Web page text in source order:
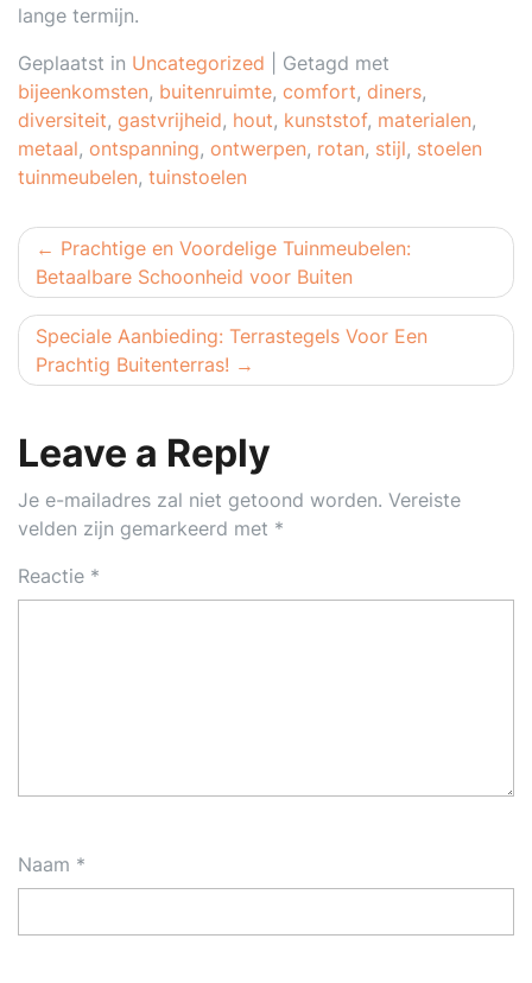
lange termijn.
Geplaatst in Uncategorized
Getagd met
bijeenkomsten, buitenruimte, comfort, diners,
diversiteit, gastvrijheid, hout, kunststof, materialen,
metaal, ontspanning, ontwerpen, rotan, stijl, stoelen
tuinmeubelen, tuinstoelen
Berichtnavigatie
Prachtige en Voordelige Tuinmeubelen:
Betaalbare Schoonheid voor Buiten
Speciale Aanbieding: Terrastegels Voor Een
Prachtig Buitenterras!
Leave a Reply
Je e-mailadres zal niet getoond worden. Vereiste
velden zijn gemarkeerd met *
Reactie *
Naam *